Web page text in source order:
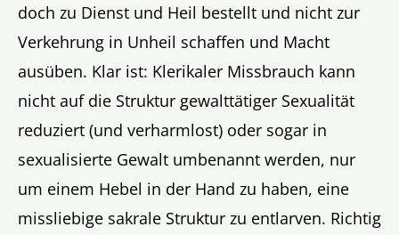
doch zu Dienst und Heil bestellt und nicht zur
Verkehrung in Unheil schaffen und Macht
ausüben. Klar ist: Klerikaler Missbrauch kann
nicht auf die Struktur gewalttätiger Sexualität
reduziert (und verharmlost) oder sogar in
sexualisierte Gewalt umbenannt werden, nur
um einem Hebel in der Hand zu haben, eine
missliebige sakrale Struktur zu entlarven. Richtig